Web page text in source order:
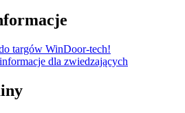
targów WinDoor-tech!
dla zwiedzających